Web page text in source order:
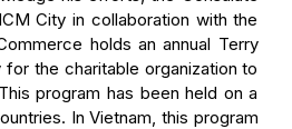
City in collaboration with the
holds an annual Terry
for the charitable organization to
program has been held on a
In Vietnam, this program